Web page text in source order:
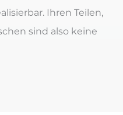
Ihren Teilen,
sind also keine